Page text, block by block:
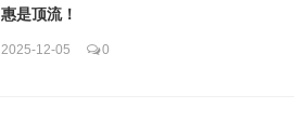
惠是顶流！
2025-12-05 0